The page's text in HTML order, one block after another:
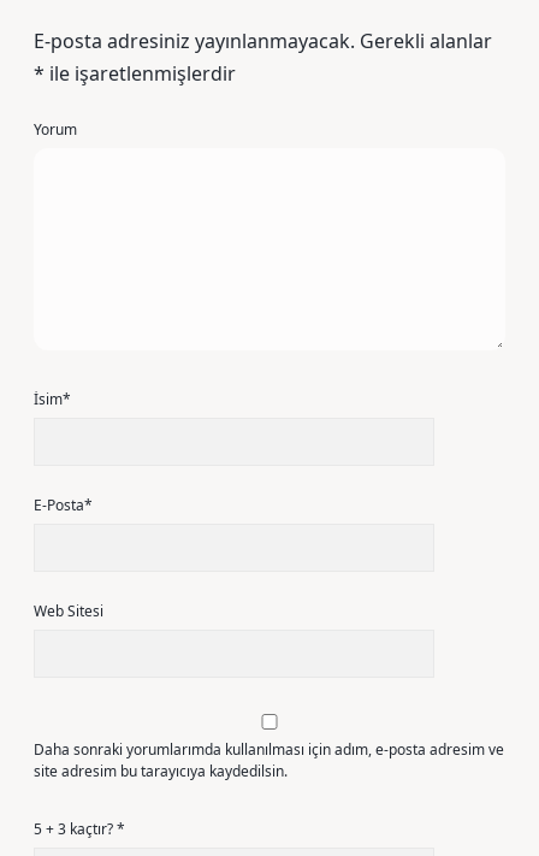
E-posta adresiniz yayınlanmayacak. Gerekli alanlar
* ile işaretlenmişlerdir
Yorum
İsim*
E-Posta*
Web Sitesi
Daha sonraki yorumlarımda kullanılması için adım, e-posta adresim ve
site adresim bu tarayıcıya kaydedilsin.
5 + 3 kaçtır?*